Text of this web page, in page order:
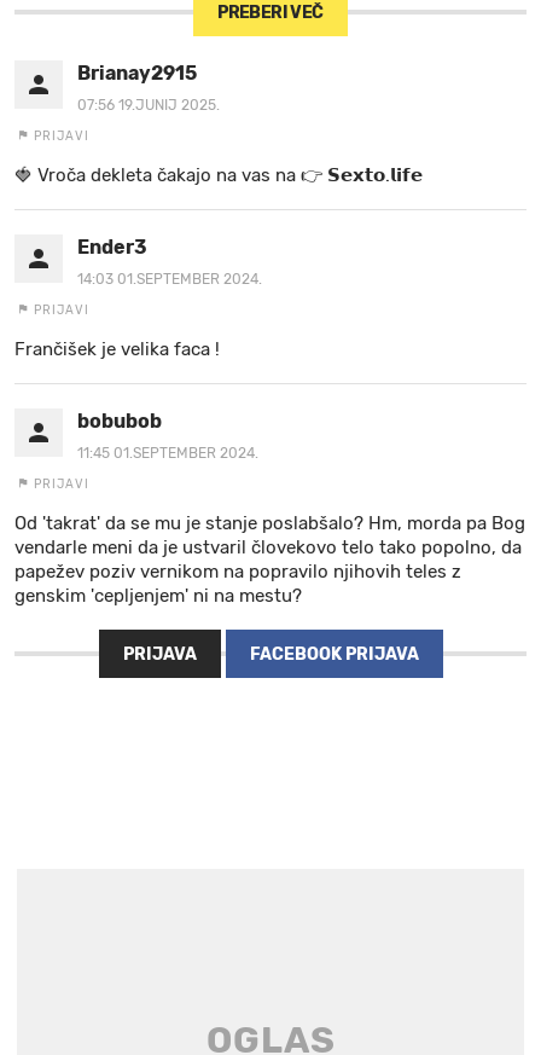
PREBERI VEČ
Brianay2915
07:56 19.JUNIJ 2025.
PRIJAVI
🍓 V r o č a d e k l e t a ča k a jo na va s n a 👉 𝗦𝗲𝘅𝘁𝗼.𝗹𝗶𝗳𝗲
Ender3
14:03 01.SEPTEMBER 2024.
PRIJAVI
Frančišek je velika faca !
bobubob
11:45 01.SEPTEMBER 2024.
PRIJAVI
Od 'takrat' da se mu je stanje poslabšalo? Hm, morda pa Bog
vendarle meni da je ustvaril človekovo telo tako popolno, da
papežev poziv vernikom na popravilo njihovih teles z
genskim 'cepljenjem' ni na mestu?
PRIJAVA FACEBOOK PRIJAVA